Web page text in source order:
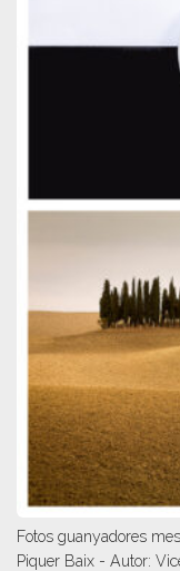
Fotos guanyadores
Piquer Baix - Autor: